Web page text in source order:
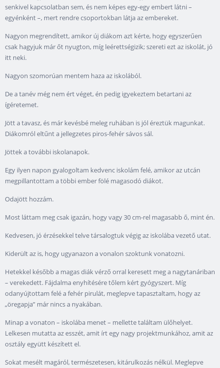
senkivel kapcsolatban sem, és nem képes egy-egy embert látni –
egyénként –, mert rendre csoportokban látja az embereket.
Nagyon megrendített, amikor új diákom azt kérte, hogy egyszerűen
csak hagyjuk már őt nyugton, míg leérettségizik; szereti ezt az iskolát, jó
itt neki.
Nagyon szomorúan mentem haza az iskolából.
De a tanév még nem ért véget, én pedig igyekeztem betartani az
ígéretemet.
Jött a tavasz, és már kevésbé meleg ruhában is jól éreztük magunkat.
Diákomról eltűnt a jellegzetes piros-fehér sávos sál.
Jöttek a további iskolanapok.
Egy ilyen napon gyalogoltam kedvenc iskolám felé, amikor az utcán
megpillantottam a többi ember fölé magasodó diákot.
Odajött hozzám.
Most láttam meg csak igazán, hogy vagy 30 cm-rel magasabb ő, mint én.
Kedvesen, jó érzésekkel telve társalogtuk végig az iskolába vezető utat.
Kiderült az is, hogy ugyanazon a vonalon szoktunk vonatozni.
Hetekkel később a magas diák vérző orral keresett meg a nagytanáriban
– verekedett. Fájdalma enyhítésére tőlem kért gyógyszert. Míg
odanyújtottam felé a fehér pirulát, meglepve tapasztaltam, hogy az
„öregapja” már nincs a nyakában.
Minap a vonaton – iskolába menet – mellette találtam ülőhelyet.
Lelkesen mutatta az esszét, amit írt egy nagy projektmunkához, amit az
osztály együtt készített el.
Sokat mesélt magáról, természetesen, kitárulkozás nélkül. Meglepve